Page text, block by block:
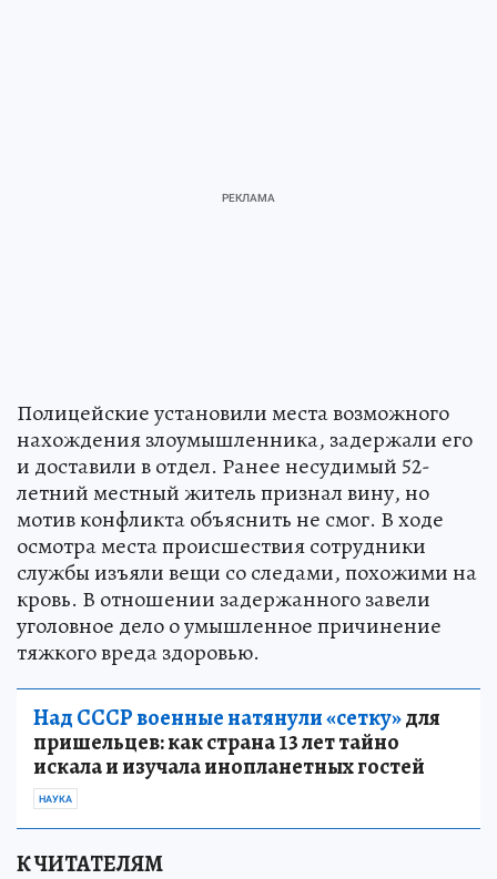
Полицейские установили места возможного
нахождения злоумышленника, задержали его
и доставили в отдел. Ранее несудимый 52-
летний местный житель признал вину, но
мотив конфликта объяснить не смог. В ходе
осмотра места происшествия сотрудники
службы изъяли вещи со следами, похожими на
кровь. В отношении задержанного завели
уголовное дело о умышленное причинение
тяжкого вреда здоровью.
Над СССР военные натянули «сетку»для
пришельцев: как страна 13 лет тайно
искала и изучала инопланетных гостей
НАУКА
К ЧИТАТЕЛЯМ